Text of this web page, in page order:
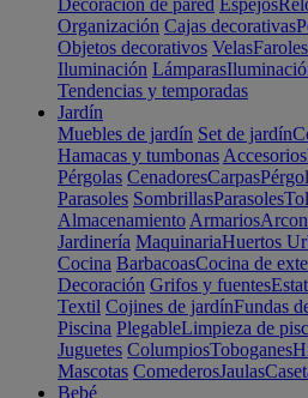
Decoración de pared Espejos
Organización Cajas decorativas
Objetos decorativos VelasFaroles
Iluminación Lámparas
Tendencias y temporadas
Jardín
Muebles de jardín Set de jardín
Hamacas y tumbonas Accesorios
Pérgolas CenadoresCarpas
Parasoles SombrillasParasoles
Almacenamiento Armarios
Jardinería MaquinariaHuertos
Cocina BarbacoasCocina de
Decoración Grifos y fuentes
Textil Cojines de jardínFundas
Piscina PlegableLimpieza de
Juguetes ColumpiosToboganes
Mascotas ComederosJaulas
Bebé